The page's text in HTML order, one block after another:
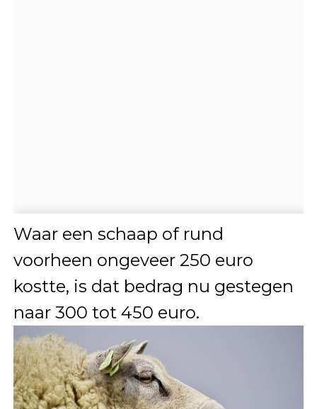
Waar een schaap of rund
voorheen ongeveer 250 euro
kostte, is dat bedrag nu gestegen
naar 300 tot 450 euro.